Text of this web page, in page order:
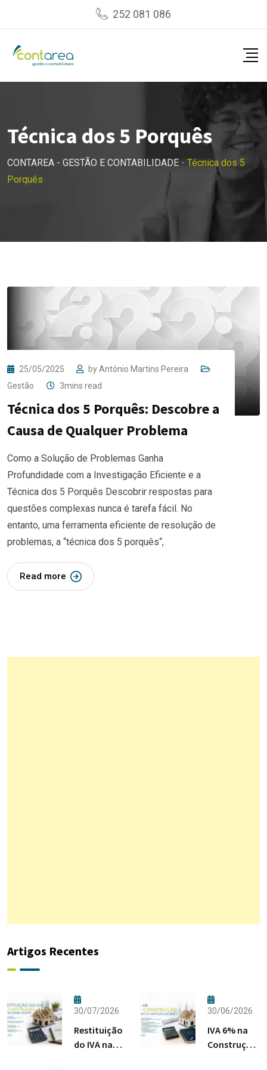
252 081 086
Técnica dos 5 Porquês
CONTAREA - GESTÃO E CONTABILIDADE - Técnica dos 5
Porquês
25/05/2025 byAntónio Martins Pereira
Gestão
3mins read
Técnica dos 5 Porquês: Descobre a
Causa de Qualquer Problema
Como a Solução de Problemas Ganha
Profundidade com a Investigação Eficiente e a
Técnica dos 5 Porquês Descobrir respostas para
questões complexas nunca é tarefa fácil. No
entanto, uma ferramenta eficiente de resolução de
problemas, a “técnica dos 5 porquês“,
Read more
Artigos Recentes
30/07/2026
Restituição
do IVA na
30/06/2026
IVA 6% na
Construção: